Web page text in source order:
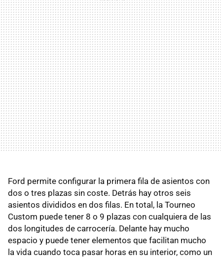
Ford permite configurar la primera fila de asientos con
dos o tres plazas sin coste. Detrás hay otros seis
asientos divididos en dos filas. En total, la Tourneo
Custom puede tener 8 o 9 plazas con cualquiera de las
dos longitudes de carrocería. Delante hay mucho
espacio y puede tener elementos que facilitan mucho
la vida cuando toca pasar horas en su interior, como un